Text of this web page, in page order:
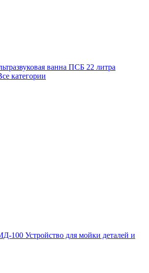
ванна ПСБ 22 литра
категории
100 Устройство для мойки деталей и